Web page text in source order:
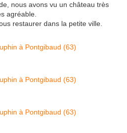
nous avons vu un château très
agréable.
restaurer dans la petite ville.